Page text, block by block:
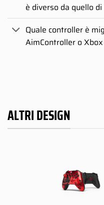
è diverso da quello
Quale controller è
AimController o
ALTRI DESIGN